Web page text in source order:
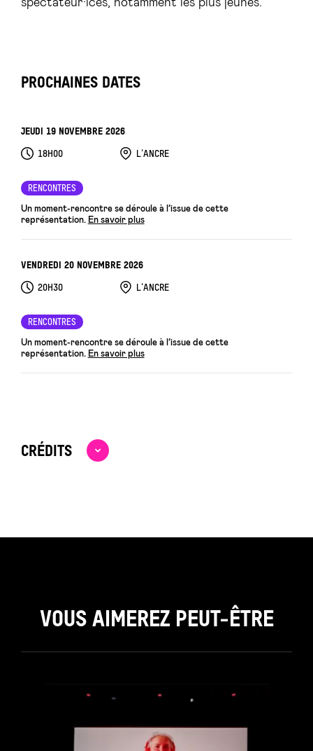
PROCHAINES DATES
JEUDI 19 NOVEMBRE 2026
18H00 L'ANCRE
RENCONTRES
Un moment-rencontre se déroule à l’issue de cette
représentation. En savoir plus
VENDREDI 20 NOVEMBRE 2026
20H30 L'ANCRE
RENCONTRES
Un moment-rencontre se déroule à l’issue de cette
représentation. En savoir plus
CRÉDITS
VOUS AIMEREZ PEUT-ÊTRE